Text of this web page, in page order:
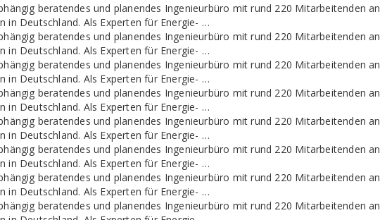
beratendes und planendes Ingenieurbüro mit rund 220 Mitarbeitenden an
in Deutschland. Als Experten für Energie- …
beratendes und planendes Ingenieurbüro mit rund 220 Mitarbeitenden an
in Deutschland. Als Experten für Energie- …
beratendes und planendes Ingenieurbüro mit rund 220 Mitarbeitenden an
in Deutschland. Als Experten für Energie- …
beratendes und planendes Ingenieurbüro mit rund 220 Mitarbeitenden an
in Deutschland. Als Experten für Energie- …
beratendes und planendes Ingenieurbüro mit rund 220 Mitarbeitenden an
in Deutschland. Als Experten für Energie- …
beratendes und planendes Ingenieurbüro mit rund 220 Mitarbeitenden an
in Deutschland. Als Experten für Energie- …
beratendes und planendes Ingenieurbüro mit rund 220 Mitarbeitenden an
in Deutschland. Als Experten für Energie- …
beratendes und planendes Ingenieurbüro mit rund 220 Mitarbeitenden an